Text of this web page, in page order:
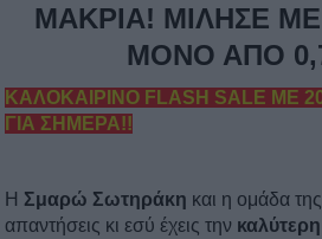
ΜΑΚΡΙΑ! ΜΙΛΗΣΕ
ΜΟΝΟ ΑΠΟ
ΚΑΛΟΚΑΙΡΙΝΟ FLASH SALE ΜΕ
ΓΙΑ ΣΗΜΕΡΑ!!
Η Σμαρώ Σωτηράκη και η ομάδα της
απαντήσεις κι εσύ έχεις την καλύτερη